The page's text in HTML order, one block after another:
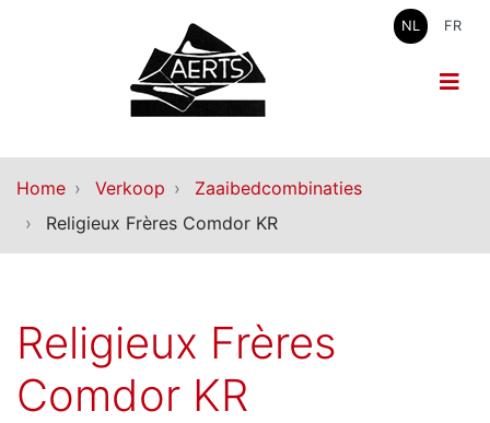
NL FR
Home Verkoop
Zaaibedcombinaties
Religieux Frères Comdor KR
Religieux Frères
Comdor KR